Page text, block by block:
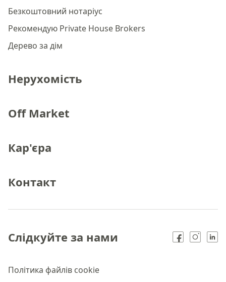
Безкоштовний нотаріус
Рекомендую Private House Brokers
Дерево за дім
Нерухомість
Off Market
Кар'єра
Контакт
Політика файлів cookie
Слідкуйте за нами